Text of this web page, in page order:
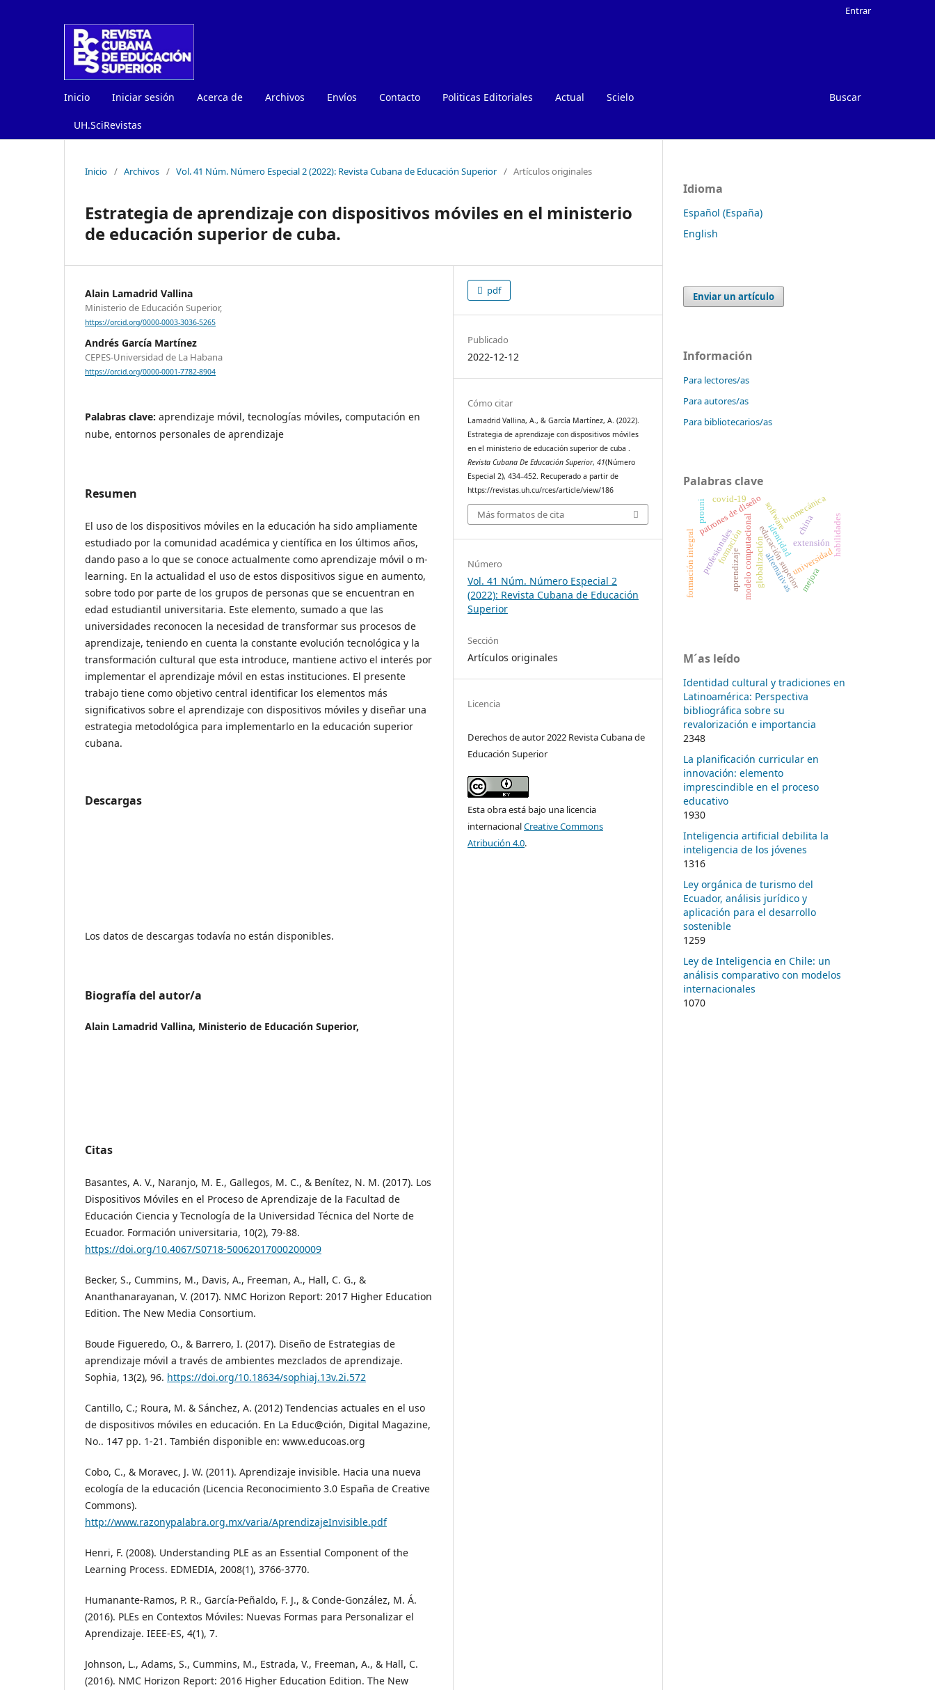
Inicio Iniciar sesión Acerca de Archivos Envíos Contacto Politicas Editoriales Actual Scielo
UH.SciRevistas
Buscar
Entrar
Inicio / Archivos / Vol. 41 Núm. Número Especial 2 (2022): Revista Cubana de Educación Superior / Artículos originales
Estrategia de aprendizaje con dispositivos móviles en el ministerio
de educación superior de cuba.
Alain Lamadrid Vallina
Ministerio de Educación Superior,
https://orcid.org/0000-0003-3036-5265
Andrés García Martínez
CEPES-Universidad de La Habana
https://orcid.org/0000-0001-7782-8904
Palabras clave: aprendizaje móvil, tecnologías móviles, computación en
nube, entornos personales de aprendizaje
Resumen
El uso de los dispositivos móviles en la educación ha sido ampliamente
estudiado por la comunidad académica y científica en los últimos años,
dando paso a lo que se conoce actualmente como aprendizaje móvil o m-
learning. En la actualidad el uso de estos dispositivos sigue en aumento,
sobre todo por parte de los grupos de personas que se encuentran en
edad estudiantil universitaria. Este elemento, sumado a que las
universidades reconocen la necesidad de transformar sus procesos de
aprendizaje, teniendo en cuenta la constante evolución tecnológica y la
transformación cultural que esta introduce, mantiene activo el interés por
implementar el aprendizaje móvil en estas instituciones. El presente
trabajo tiene como objetivo central identificar los elementos más
significativos sobre el aprendizaje con dispositivos móviles y diseñar una
estrategia metodológica para implementarlo en la educación superior
cubana.
Descargas
Los datos de descargas todavía no están disponibles.
Biografía del autor/a
Alain Lamadrid Vallina, Ministerio de Educación Superior,
Citas
Basantes, A. V., Naranjo, M. E., Gallegos, M. C., & Benítez, N. M. (2017). Los
Dispositivos Móviles en el Proceso de Aprendizaje de la Facultad de
Educación Ciencia y Tecnología de la Universidad Técnica del Norte de
Ecuador. Formación universitaria, 10(2), 79-88.
https://doi.org/10.4067/S0718-50062017000200009
Becker, S., Cummins, M., Davis, A., Freeman, A., Hall, C. G., &
Ananthanarayanan, V. (2017). NMC Horizon Report: 2017 Higher Education
Edition. The New Media Consortium.
Boude Figueredo, O., & Barrero, I. (2017). Diseño de Estrategias de
aprendizaje móvil a través de ambientes mezclados de aprendizaje.
Sophia, 13(2), 96. https://doi.org/10.18634/sophiaj.13v.2i.572
Cantillo, C.; Roura, M. & Sánchez, A. (2012) Tendencias actuales en el uso
de dispositivos móviles en educación. En La Educ@ción, Digital Magazine,
No.. 147 pp. 1-21. También disponible en: www.educoas.org
Cobo, C., & Moravec, J. W. (2011). Aprendizaje invisible. Hacia una nueva
ecología de la educación (Licencia Reconocimiento 3.0 España de Creative
Commons).
http://www.razonypalabra.org.mx/varia/AprendizajeInvisible.pdf
Henri, F. (2008). Understanding PLE as an Essential Component of the
Learning Process. EDMEDIA, 2008(1), 3766-3770.
Humanante-Ramos, P. R., García-Peñaldo, F. J., & Conde-González, M. Á.
(2016). PLEs en Contextos Móviles: Nuevas Formas para Personalizar el
Aprendizaje. IEEE-ES, 4(1), 7.
Johnson, L., Adams, S., Cummins, M., Estrada, V., Freeman, A., & Hall, C.
(2016). NMC Horizon Report: 2016 Higher Education Edition. The New
pdf
Publicado
2022-12-12
Cómo citar
Lamadrid Vallina, A., & García Martínez, A. (2022).
Estrategia de aprendizaje con dispositivos móviles
en el ministerio de educación superior de cuba .
Revista Cubana De Educación Superior,41(Número
Especial 2), 434–452. Recuperado a partir de
https://revistas.uh.cu/rces/article/view/186
Más formatos de cita
Número
Vol. 41 Núm. Número Especial 2
(2022): Revista Cubana de Educación
Superior
Sección
Artículos originales
Licencia
Derechos de autor 2022 Revista Cubana de
Educación Superior
Esta obra está bajo una licencia
internacionalCreative Commons
Atribución 4.0.
Idioma
Español (España)
English
Enviar un artículo
Información
Para lectores/as
Para autores/as
Para bibliotecarios/as
Palabras clave
china
educación superior
globalizaciónidentidad
modelo computacional
patrones de diseñosoftware
universidad
formación
profesionales
biomecánica
habilidades
aprendizaje
extensión
formación integral alternativas mejora
covid-19
prouni
M´as leído
Identidad cultural y tradiciones en
Latinoamérica: Perspectiva
bibliográfica sobre su
revalorización e importancia
2348
La planificación curricular en
innovación: elemento
imprescindible en el proceso
educativo
1930
Inteligencia artificial debilita la
inteligencia de los jóvenes
1316
Ley orgánica de turismo del
Ecuador, análisis jurídico y
aplicación para el desarrollo
sostenible
1259
Ley de Inteligencia en Chile: un
análisis comparativo con modelos
internacionales
1070